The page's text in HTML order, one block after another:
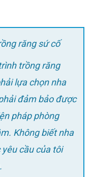
răng sứ cố
trồng răng
lựa chọn nha
đảm bảo được
pháp phòng
Không biết nha
cầu của tôi